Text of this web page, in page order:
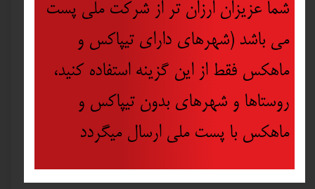
شما عزیزان ارزان تر از شرکت ملی پست
می باشد (شهرهای دارای تیپاکس و
ماهکس فقط از این گزینه استفاده کنید،
روستاها و شهرهای بدون تیپاکس و
ماهکس با پست ملی ارسال میگردد